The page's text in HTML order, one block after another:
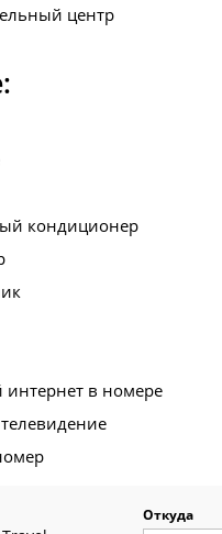
центр
кондиционер
в номере
Откуда